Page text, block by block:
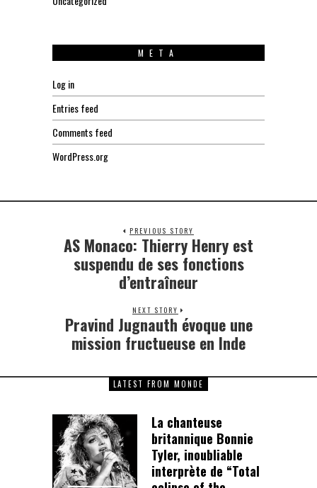
META
Log in
Entries feed
Comments feed
WordPress.org
PREVIOUS STORY
Previous
AS Monaco: Thierry Henry est
suspendu de ses fonctions
d’entraîneur
NEXT STORY
Next
Pravind Jugnauth évoque une
mission fructueuse en Inde
LATEST FROM MONDE
La chanteuse
britannique Bonnie
Tyler, inoubliable
interprète de “Total